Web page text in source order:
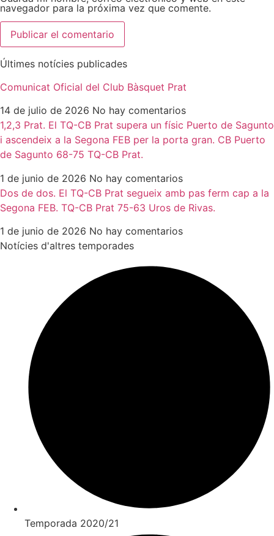
navegador para la próxima vez que comente.
Últimes notícies publicades
Comunicat Oficial del Club Bàsquet Prat
14 de julio de 2026 No hay comentarios
1,2,3 Prat. El TQ-CB Prat supera un físic Puerto de Sagunto
i ascendeix a la Segona FEB per la porta gran. CB Puerto
de Sagunto 68-75 TQ-CB Prat.
1 de junio de 2026 No hay comentarios
Dos de dos. El TQ-CB Prat segueix amb pas ferm cap a la
Segona FEB. TQ-CB Prat 75-63 Uros de Rivas.
1 de junio de 2026 No hay comentarios
Notícies d'altres temporades
Temporada 2020/21